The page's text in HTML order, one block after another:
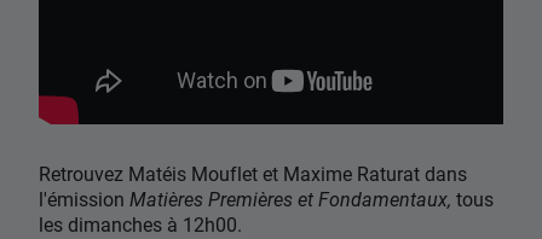
Retrouvez Matéis Mouflet et Maxime Raturat dans
l'émission Matières Premières et Fondamentaux, tous
les dimanches à 12h00.